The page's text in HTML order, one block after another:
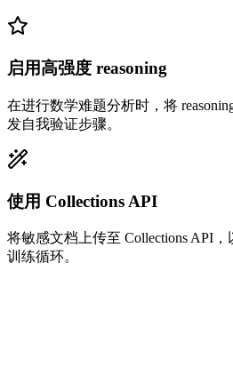
启用高强度 reasoning
在进行数学难题分析时，将
发自我验证步骤。
使用 Collections API
将敏感文档上传至 Collections API
训练循环。